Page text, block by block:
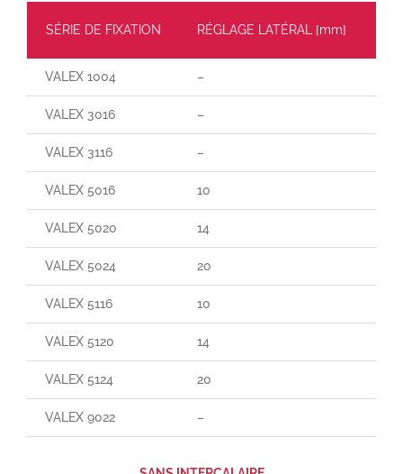
SÉRIE DE FIXATION RÉGLAGE LATÉRAL [mm]
VALEX 1004 –
VALEX 3016 –
VALEX 3116 –
VALEX 5016 10
VALEX 5020 14
VALEX 5024 20
VALEX 5116 10
VALEX 5120 14
VALEX 5124 20
VALEX 9022 –